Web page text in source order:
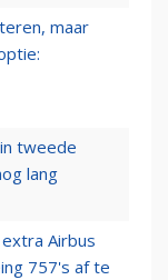
maar
tweede
lang
Airbus
757's af te